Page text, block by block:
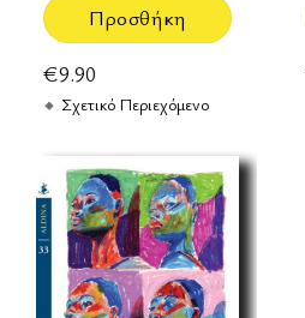
Προσθήκη
€9.90
Σχετικό Περιεχόμενο